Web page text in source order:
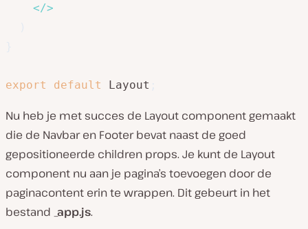
</>
export default Layout
Nu heb je met succes de Layout component gemaakt
die de Navbar en Footer bevat naast de goed
gepositioneerde children props. Je kunt de Layout
component nu aan je pagina’s toevoegen door de
paginacontent erin te wrappen. Dit gebeurt in het
bestand _app.js.